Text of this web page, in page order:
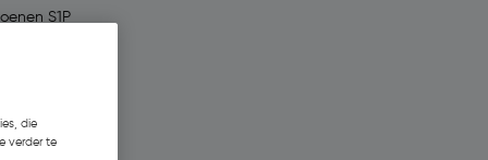
S1P
die
verder te